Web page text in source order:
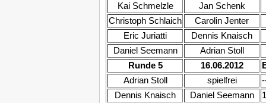
Kai Schmelzle
Jan Schenk
Christoph Schlaich
Carolin Jenter
Eric Juriatti
Dennis Knaisch
Daniel Seemann
Adrian Stoll
Runde 5
16.06.2012
Adrian Stoll
spielfrei
Dennis Knaisch
Daniel Seemann